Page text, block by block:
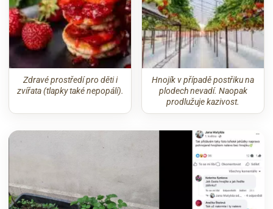
Zdravé prostředí pro děti i
zvířata (tlapky také nepopálí).
Hnojík v případě postřiku na
plodech nevadí. Naopak
prodlužuje kazivost.